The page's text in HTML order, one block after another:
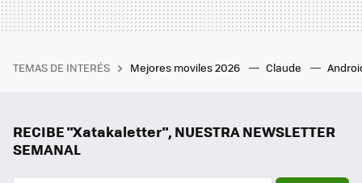
TEMAS DE INTERÉS Mejores moviles 2026 Claude
RECIBE "Xatakaletter", NUESTRA NEWSLETTER
SEMANAL